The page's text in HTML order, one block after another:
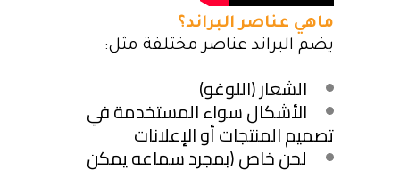
ماهي عناصر البراند؟
يضم البراند عناصر مختلفة مثل:
الشعار (اللوغو)
الأشكال سواء المستخدمة في
تصميم المنتجات أو الإعلانات
لحن خاص (بمجرد سماعه يمكن